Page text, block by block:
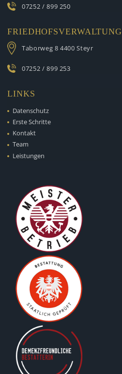
07252 / 899 250
FRIEDHOFSVERWALTUNG
Taborweg 8 4400 Steyr
07252 / 899 253
LINKS
Datenschutz
Erste Schritte
Kontakt
Team
Leistungen